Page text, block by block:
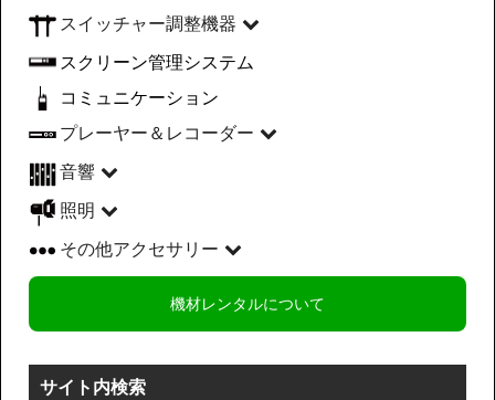
スイッチャー調整機器
スクリーン管理システム
コミュニケーション
プレーヤー＆レコーダー
音響
照明
その他アクセサリー
機材レンタルについて
サイト内検索